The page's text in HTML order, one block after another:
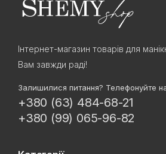
Інтернет-магазин товарів для
Вам завжди раді!
Залишилися питання? Телефонуйте
+380 (63) 484-68-21
+380 (99) 065-96-82